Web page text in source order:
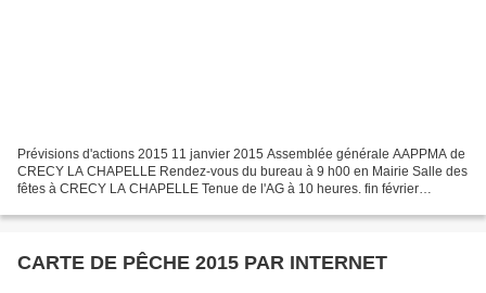
Prévisions d'actions 2015 11 janvier 2015 Assemblée générale AAPPMA de
CRECY LA CHAPELLE Rendez-vous du bureau à 9 h00 en Mairie Salle des
fêtes à CRECY LA CHAPELLE Tenue de l'AG à 10 heures. fin février
CARTE DE PÊCHE 2015 PAR INTERNET